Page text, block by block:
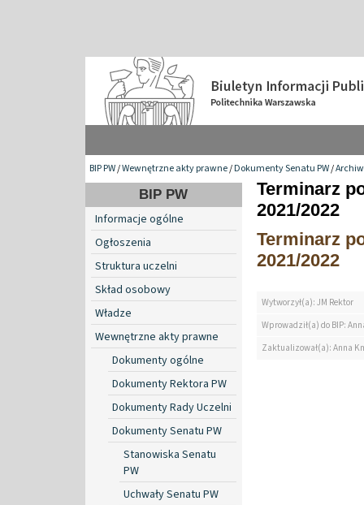
BIP PW/Wewnętrzne akty prawne/Dokumenty Senatu PW/
BIP PW
Informacje ogólne
Ogłoszenia
Struktura uczelni
Skład osobowy
Władze
Wewnętrzne akty prawne
Dokumenty ogólne
Dokumenty Rektora PW
Dokumenty Rady Uczelni
Dokumenty Senatu PW
Stanowiska Senatu
PW
Uchwały Senatu PW
Terminarz
2021/2022
Terminarz
2021/2022
Wytworzył(a): JM Rektor
Wprowadził(a) do BIP:
Zaktualizował(a): Anna